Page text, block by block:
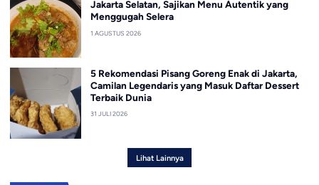
Jakarta Selatan, Sajikan Menu Autentik yang
Menggugah Selera
1 AGUSTUS 2026
5 Rekomendasi Pisang Goreng Enak di Jakarta,
Camilan Legendaris yang Masuk Daftar Dessert
Terbaik Dunia
31 JULI 2026
Lihat Lainnya